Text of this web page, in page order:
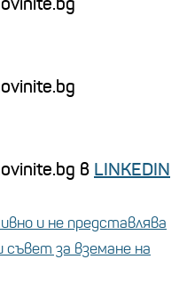
в LINKEDIN
и не представлява
съвет за вземане на